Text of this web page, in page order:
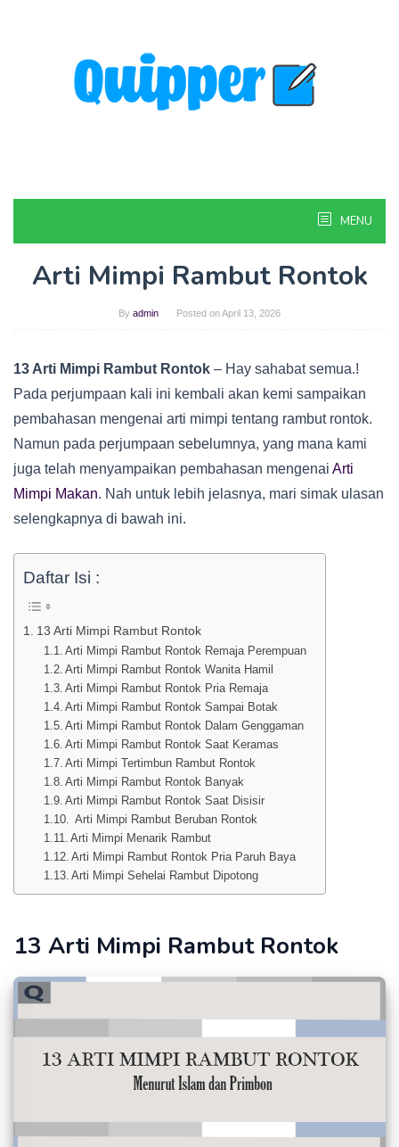
MENU
Arti Mimpi Rambut Rontok
By admin Posted onApril 13, 2026
13 Arti Mimpi Rambut Rontok – Hay sahabat semua.!
Pada perjumpaan kali ini kembali akan kemi sampaikan
pembahasan mengenai arti mimpi tentang rambut rontok.
Namun pada perjumpaan sebelumnya, yang mana kami
juga telah menyampaikan pembahasan mengenai Arti
Mimpi Makan. Nah untuk lebih jelasnya, mari simak ulasan
selengkapnya di bawah ini.
Daftar Isi :
13 Arti Mimpi Rambut Rontok
Arti Mimpi Rambut Rontok Remaja Perempuan
Arti Mimpi Rambut Rontok Wanita Hamil
Arti Mimpi Rambut Rontok Pria Remaja
Arti Mimpi Rambut Rontok Sampai Botak
Arti Mimpi Rambut Rontok Dalam Genggaman
Arti Mimpi Rambut Rontok Saat Keramas
Arti Mimpi Tertimbun Rambut Rontok
Arti Mimpi Rambut Rontok Banyak
Arti Mimpi Rambut Rontok Saat Disisir
Arti Mimpi Rambut Beruban Rontok
Arti Mimpi Menarik Rambut
Arti Mimpi Rambut Rontok Pria Paruh Baya
Arti Mimpi Sehelai Rambut Dipotong
13 Arti Mimpi Rambut Rontok